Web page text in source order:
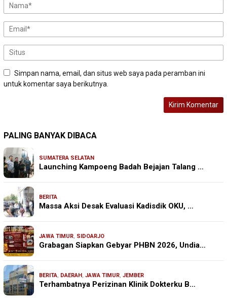
Simpan nama, email, dan situs web saya pada peramban ini
untuk komentar saya berikutnya.
PALING BANYAK DIBACA
SUMATERA SELATAN
Launching Kampoeng Badah Bejajan Talang …
BERITA
Massa Aksi Desak Evaluasi Kadisdik OKU, …
JAWA TIMUR, SIDOARJO
Grabagan Siapkan Gebyar PHBN 2026, Undia…
BERITA, DAERAH , JAWA TIMUR, JEMBER
Terhambatnya Perizinan Klinik Dokterku B…